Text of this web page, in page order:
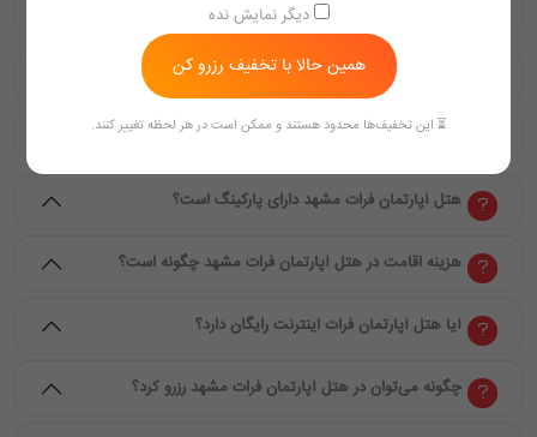
موقعیت مکانی هتل آپارتمان فرات مشهد چگونه است؟
هتل آپارتمان فرات مشهد چه امکاناتی دارد؟
آیا هتل آپارتمان فرات خدمات غذایی ارائه می‌دهد؟
هتل آپارتمان فرات مشهد دارای پارکینگ است؟
هزینه اقامت در هتل آپارتمان فرات مشهد چگونه است؟
آیا هتل آپارتمان فرات اینترنت رایگان دارد؟
چگونه می‌توان در هتل آپارتمان فرات مشهد رزرو کرد؟
دیگر نمایش نده
همین حالا با تخفیف رزرو کن
⏳ این تخفیف‌ها محدود هستند و ممکن است در هر لحظه تغییر کنند.